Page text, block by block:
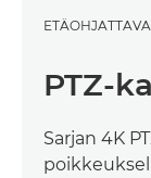
PTZ-
Sarjan 4K